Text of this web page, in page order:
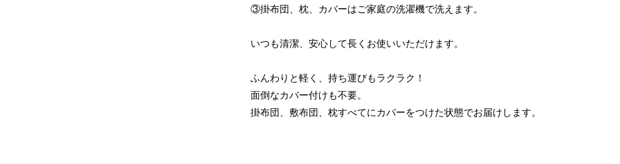
③掛布団、枕、カバーはご家庭の洗濯機で洗えます。
いつも清潔、安心して長くお使いいただけます。
ふんわりと軽く、持ち運びもラクラク！
面倒なカバー付けも不要。
掛布団、敷布団、枕すべてにカバーをつけた状態でお届けします。